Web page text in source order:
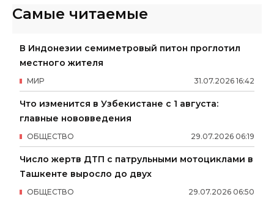
Самые читаемые
В Индонезии семиметровый питон проглотил
местного жителя
31.07.2026 16:42
МИР
Что изменится в Узбекистане с 1 августа:
главные нововведения
29.07.2026 06:19
ОБЩЕСТВО
Число жертв ДТП с патрульными мотоциклами в
Ташкенте выросло до двух
29.07.2026 06:50
ОБЩЕСТВО